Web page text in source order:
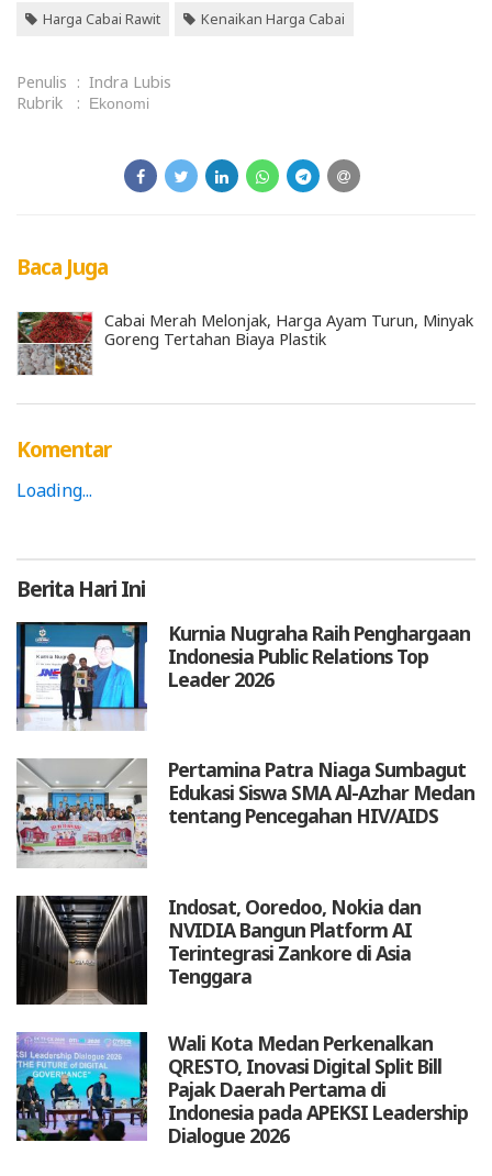
Harga Cabai Rawit Kenaikan Harga Cabai
Penulis : Indra Lubis
Rubrik
: Ekonomi
Baca Juga
Cabai Merah Melonjak, Harga Ayam Turun, Minyak
Goreng Tertahan Biaya Plastik
Komentar
Berita Hari Ini
Kurnia Nugraha Raih Penghargaan
Indonesia Public Relations Top
Leader 2026
Pertamina Patra Niaga Sumbagut
Edukasi Siswa SMA Al-Azhar Medan
tentang Pencegahan HIV/AIDS
Indosat, Ooredoo, Nokia dan
NVIDIA Bangun Platform AI
Terintegrasi Zankore di Asia
Tenggara
Wali Kota Medan Perkenalkan
QRESTO, Inovasi Digital Split Bill
Pajak Daerah Pertama di
Indonesia pada APEKSI Leadership
Dialogue 2026